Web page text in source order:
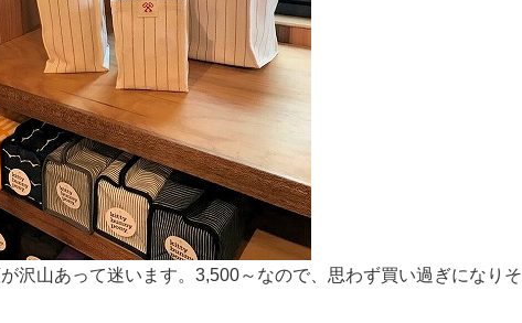
沢山あって迷います。3,500～なので、思わず買い過ぎになりそ